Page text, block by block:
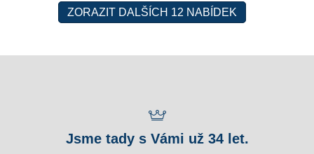
ZORAZIT DALŠÍCH 12 NABÍDEK
Jsme tady s Vámi už 34 let.